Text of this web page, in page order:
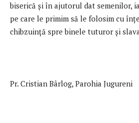
biserică și în ajutorul dat semenilor,
pe care le primim să le folosim cu
chibzuință spre binele tuturor și
Pr. Cristian Bârlog, Parohia Jugureni